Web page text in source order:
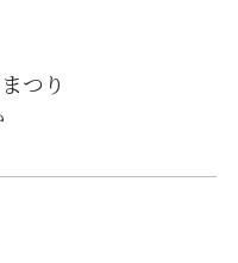
つり